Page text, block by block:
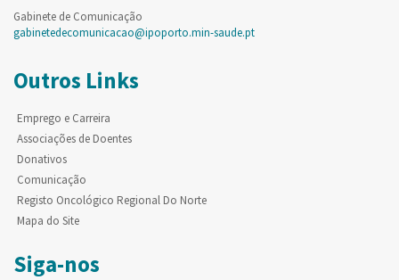
Gabinete de Comunicação
gabinetedecomunicacao@ipoporto.min-saude.pt
Outros Links
Emprego e Carreira
Associações de Doentes
Donativos
Comunicação
Registo Oncológico Regional Do Norte
Mapa do Site
Siga-nos